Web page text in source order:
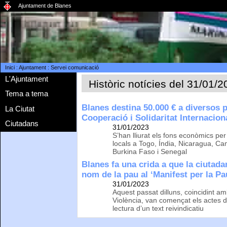
Ajuntament de Blanes
Inici: Ajuntament: Servei comunicació
L'Ajuntament
Tema a tema
La Ciutat
Ciutadans
Històric notícies del 31/01/
Blanes destina 50.000 € a diversos
Cooperació i Solidaritat
31/01/2023
S’han lliurat els fons econòmics
locals a Togo, Índia, Nicaragua,
Burkina Faso i Senegal
Blanes fa una crida a que la
nom de la pau al ‘Manifest per la
31/01/2023
Aquest passat dilluns, coincidint
Violència, van començat els actes
lectura d’un text reivindicatiu